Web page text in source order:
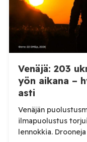
Venäjä: 203
yön aikana –
asti
Venäjän
ilmapuolustus
lennokkia.